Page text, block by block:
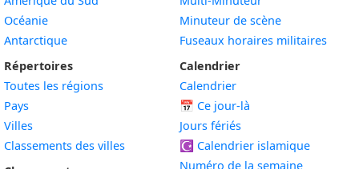
Océanie
Antarctique
Répertoires
Toutes les régions
Pays
Villes
Classements des villes
Minuteur de scène
Fuseaux horaires militaires
Calendrier
Calendrier
📅 Ce jour-là
Jours fériés
☪️ Calendrier islamique
Numéro de la semaine